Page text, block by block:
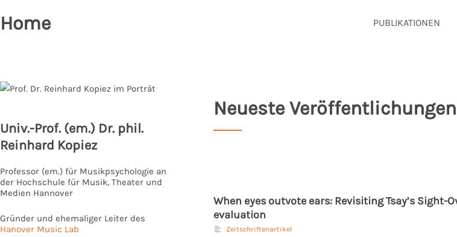
Inhalt
Home PUBLIKATIONEN
Univ.-Prof. (em.) Dr. phil.
Reinhard Kopiez
Professor (em.) für Musikpsychologie an
der Hochschule für Musik, Theater und
Medien Hannover
Gründer und ehemaliger Leiter des
Hanover Music Lab
Neueste Veröffentlichungen
When eyes outvote ears: Revisiting Tsay’s
evaluation
Zeitschriftenartikel